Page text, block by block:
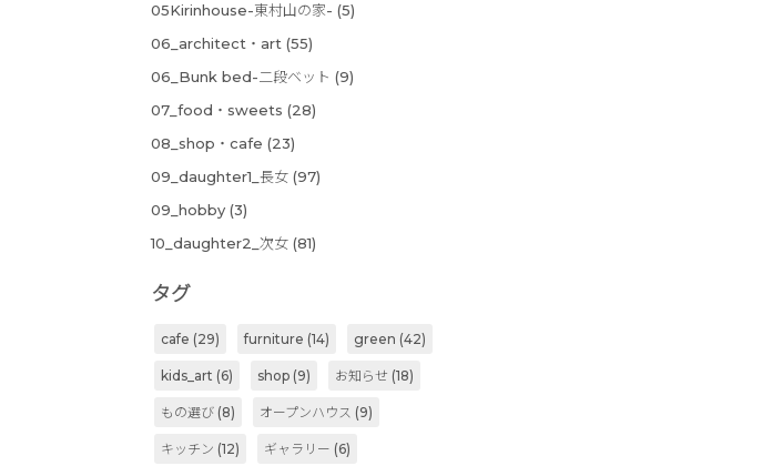
05Kirinhouse-東村山の家- (5)
06_architect・art (55)
06_Bunk bed-二段ベット (9)
07_food・sweets (28)
08_shop・cafe (23)
09_daughter1_長女 (97)
09_hobby (3)
10_daughter2_次女 (81)
タグ
cafe (29) furniture (14) green (42)
kids_art (6) shop (9) お知らせ (18)
もの選び (8) オープンハウス (9)
キッチン (12) ギャラリー (6)